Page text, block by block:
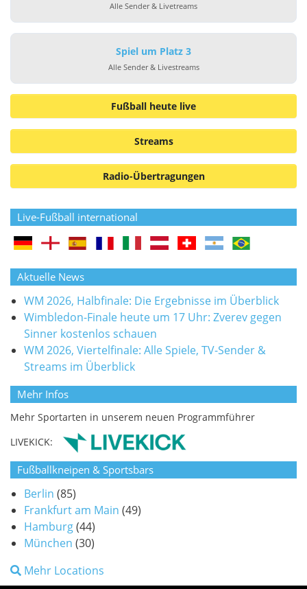
Alle Sender & Livetreams
Spiel um Platz 3
Alle Sender & Livestreams
Fußball heute live
Streams
Radio-Übertragungen
Live-Fußball international
Aktuelle News
WM 2026, Halbfinale: Die Ergebnisse im Überblick
Wimbledon-Finale heute um 17 Uhr: Zverev gegen
Sinner kostenlos schauen
WM 2026, Viertelfinale: Alle Spiele, TV-Sender &
Streams im Überblick
Mehr Infos
Mehr Sportarten in unserem neuen Programmführer
LIVEKICK:
Fußballkneipen & Sportsbars
Berlin (85)
Frankfurt am Main (49)
Hamburg(44)
München (30)
Mehr Locations